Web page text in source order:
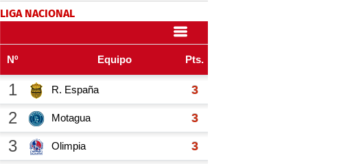
LIGA NACIONAL